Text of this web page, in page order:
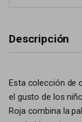
Descripción
Esta colección de
el gusto de los
Roja combina la